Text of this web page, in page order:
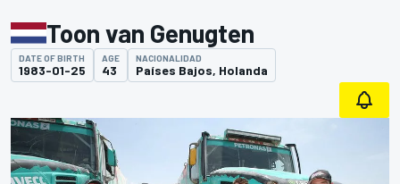
Toon van Genugten
DATE OF BIRTH
1983-01-25
AGE
43
NACIONALIDAD
Países Bajos, Holanda